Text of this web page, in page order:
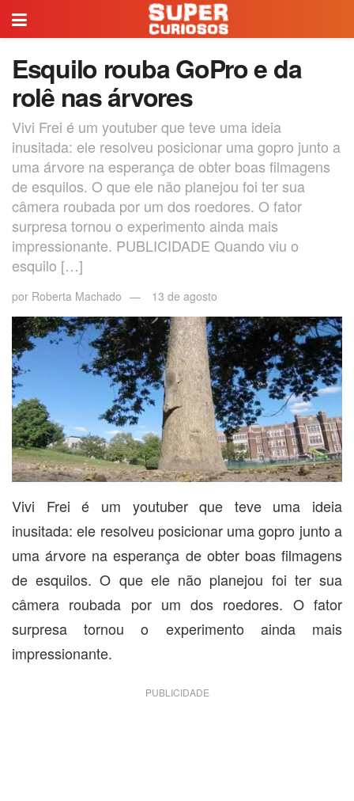
Esquilo rouba GoPro e da
rolê nas árvores
Vivi Frei é um youtuber que teve uma ideia
inusitada: ele resolveu posicionar uma gopro junto a
uma árvore na esperança de obter boas filmagens
de esquilos. O que ele não planejou foi ter sua
câmera roubada por um dos roedores. O fator
surpresa tornou o experimento ainda mais
impressionante. PUBLICIDADE Quando viu o
esquilo […]
por Roberta Machado 13 de agosto
Vivi Frei é um youtuber que teve uma ideia
inusitada: ele resolveu posicionar uma gopro junto a
uma árvore na esperança de obter boas filmagens
de esquilos. O que ele não planejou foi ter sua
câmera roubada por um dos roedores. O fator
surpresa tornou o experimento ainda mais
impressionante.
PUBLICIDADE